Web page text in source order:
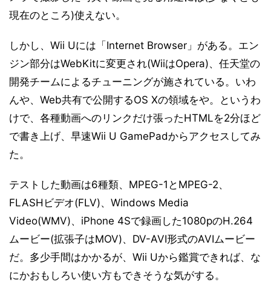
現在のところ)使えない。
しかし、Wii Uには「Internet Browser」がある。エン
ジン部分はWebKitに変更され(WiiはOpera)、任天堂の
開発チームによるチューニングが施されている。いわ
んや、Web共有で公開するOS Xの領域をや。というわ
けで、各種動画へのリンクだけ張ったHTMLを2分ほど
で書き上げ、早速Wii U GamePadからアクセスしてみ
た。
テストした動画は6種類、MPEG-1とMPEG-2、
FLASHビデオ(FLV)、Windows Media
Video(WMV)、iPhone 4Sで録画した1080pのH.264
ムービー(拡張子はMOV)、DV-AVI形式のAVIムービー
だ。多少手間はかかるが、Wii Uから鑑賞できれば、な
にかおもしろい使い方もできそうな気がする。